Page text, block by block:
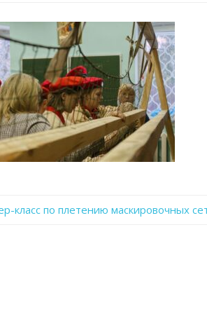
класс по плетению маскировочных